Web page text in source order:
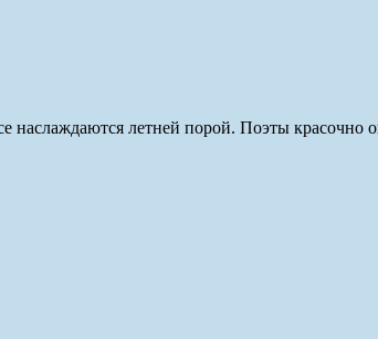
наслаждаются летней порой. Поэты красочно